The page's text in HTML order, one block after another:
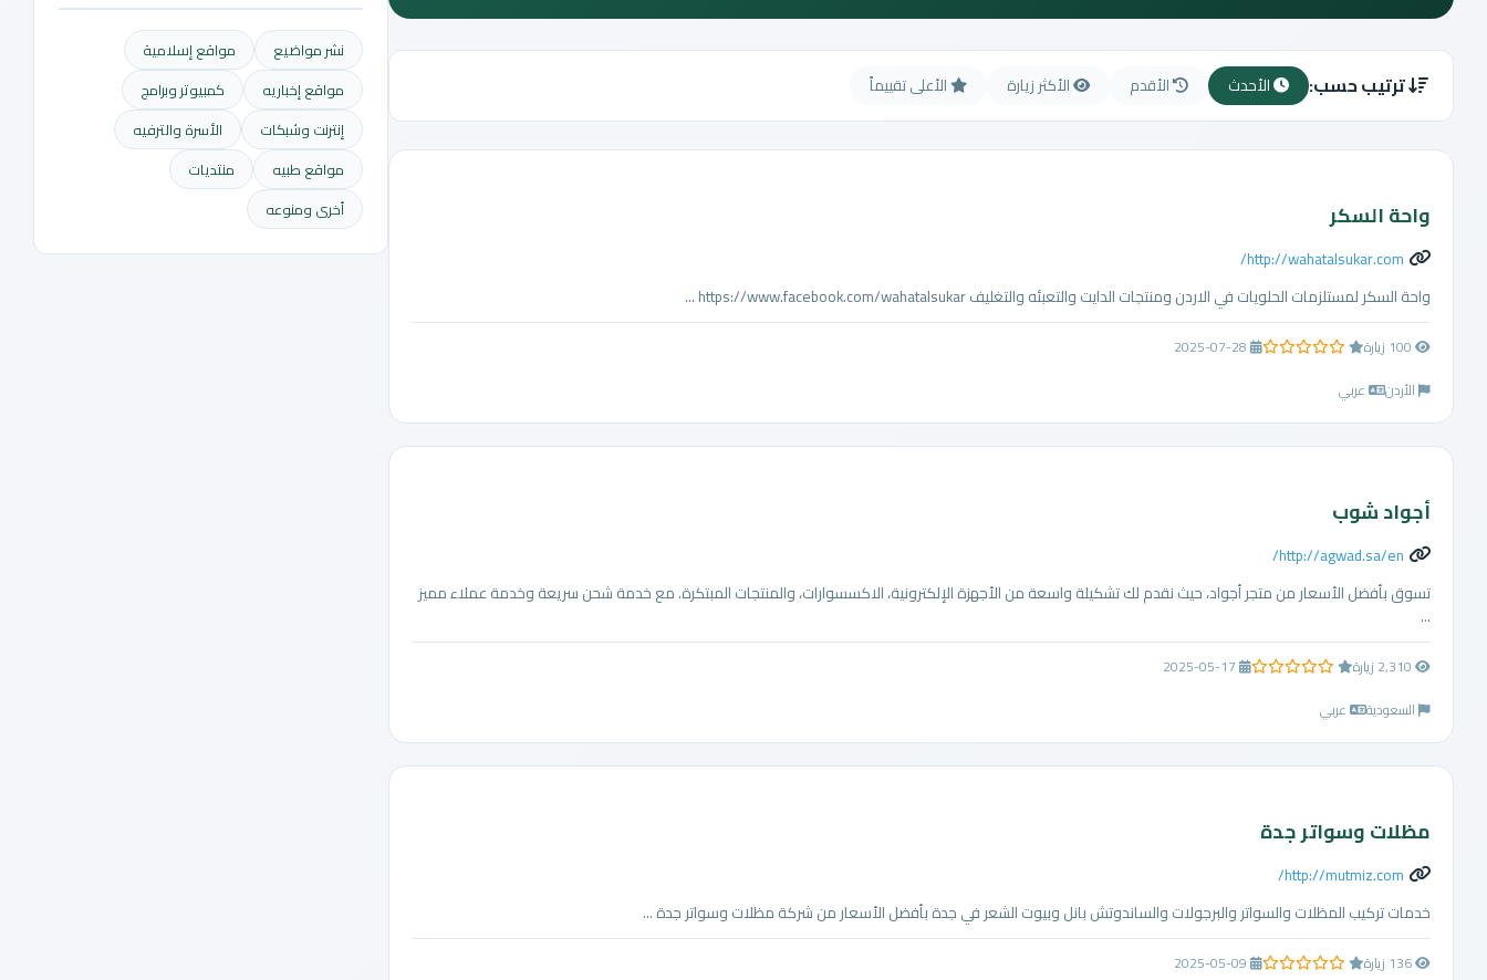
ترتيب حسب: الأحدث الأقدم الأكثر زيارة الأعلى تقييماً
واحة السكر
http://wahatalsukar.com/
واحة السكر لمستلزمات الحلويات في الاردن ومنتجات الدايت والتعبئه والتغليف https://www.facebook.com/wahatalsukar ...
0.0 من 5 نجوم
الأردن
عربي
أجواد شوب
http://agwad.sa/en/
تسوق بأفضل الأسعار من متجر أجواد، حيث نقدم لك تشكيلة واسعة من الأجهزة الإلكترونية، الاكسسوارات، والمنتجات المبتكرة. مع خدمة شحن سريعة وخدمة عملاء مميز
...
0.0 من 5 نجوم
السعودية
عربي
مظلات وسواتر جدة
http://mutmiz.com/
خدمات تركيب المظلات والسواتر والبرجولات والساندوتش بانل وبيوت الشعر في جدة بأفضل الأسعار من شركة مظلات وسواتر جدة ...
0.0 من 5 نجوم
نشر مواضيع
مواقع إسلامية
مواقع إخباريه
كمبيوتر وبرامج
إنترنت وشبكات
الأسرة والترفيه
مواقع طبيه
منتديات
أخرى ومنوعه